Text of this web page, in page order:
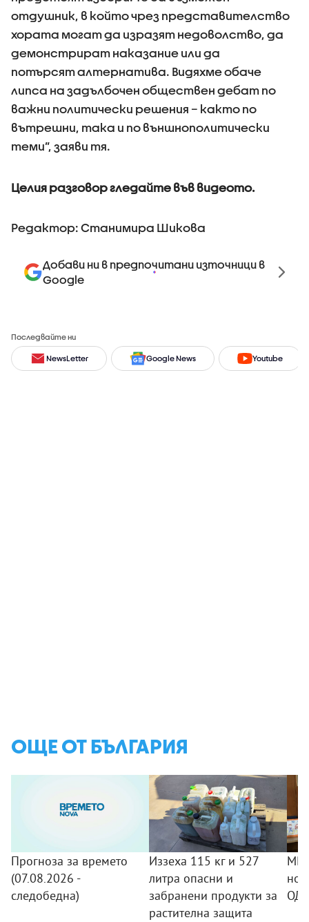
отдушник, в който чрез представителство
хората могат да изразят недоволство, да
демонстрират наказание или да
потърсят алтернатива. Видяхме обаче
липса на задълбочен обществен дебат по
важни политически решения – както по
вътрешни, така и по външнополитически
теми”, заяви тя.
Целия разговор гледайте във видеото.
Редактор: Станимира Шикова
Добави ни в предпочитани източници в
Google
Последвайте ни
NewsLetter Google News Youtube
ОЩЕ ОТ БЪЛГАРИЯ
Прогноза за времето
(07.08.2026 -
следобедна)
Иззеха 115 кг и 527
литра опасни и
забранени продукти за
растителна защита